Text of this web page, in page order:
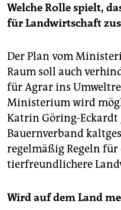
Welche Rolle spielt,
für Landwirtschaft
Der Plan vom
Raum soll auch
für Agrar ins
Ministerium wird
Katrin Göring-Eckardt
Bauernverband
regelmäßig Regeln
tierfreundlichere
Wird auf dem Land